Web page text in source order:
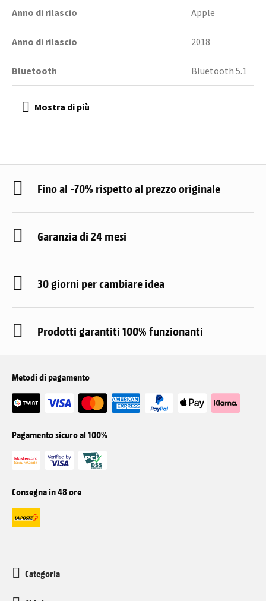
Anno di rilascio Apple
Anno di rilascio 2018
Bluetooth Bluetooth 5.1
Fino al -70% rispetto al prezzo originale
Garanzia di 24 mesi
30 giorni per cambiare idea
Prodotti garantiti 100% funzionanti
Metodi di pagamento
Pagamento sicuro al 100%
Consegna in 48 ore
Categoria